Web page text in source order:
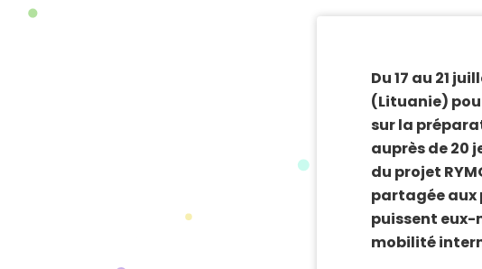
Du 17 au 21
(Lituanie)
sur la
auprès de 20
du projet
partagée aux
puissent eux-
mobilité